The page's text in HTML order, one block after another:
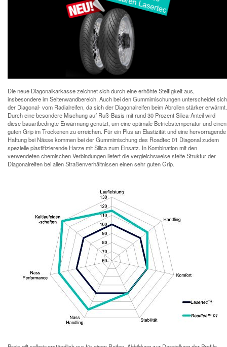
Die neue Diagonalkarkasse zeichnet sich durch eine erhöhte Steifigkeit aus,
insbesondere im Seitenwandbereich. Auch bei den Gummimischungen unterscheidet sich
der Diagonal- vom Radialreifen, da sich der Diagonalreifen beim Abrollen stärker erwärmt.
Durch eine besondere Mischung auf Ruß-Basis mit rund 30 Prozent Silica-Anteil wird
diese bauartbedingte Erwärmung genutzt, um eine optimale Betriebstemperatur und einen
guten Grip im Trockenen zu erreichen. Für ein Plus an Elastizität und eine hervorragende
Haftung bei Nässe kommen bei der Gummimischung des Roadtec 01 Diagonal zudem
spezielle plastifizierende Harze mit Silica zum Einsatz. In Kombination mit den
verwendeten chemischen Verbindungen liefert die vergleichsweise steife Struktur der
Diagonalreifen bei allen Straßenverhältnissen einen sehr guten Grip.